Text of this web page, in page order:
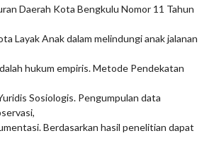
Daerah Kota Bengkulu Nomor 11 Tahun
Layak Anak dalam melindungi anak jalanan
hukum empiris. Metode Pendekatan
Sosiologis. Pengumpulan data
Berdasarkan hasil penelitian dapat